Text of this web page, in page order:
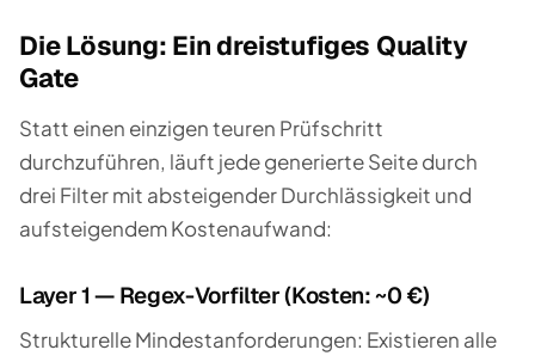
Die Lösung: Ein dreistufiges Quality
Gate
Statt einen einzigen teuren Prüfschritt
durchzuführen, läuft jede generierte Seite durch
drei Filter mit absteigender Durchlässigkeit und
aufsteigendem Kostenaufwand:
Layer 1 — Regex-Vorfilter (Kosten: ~0 €)
Strukturelle Mindestanforderungen: Existieren alle